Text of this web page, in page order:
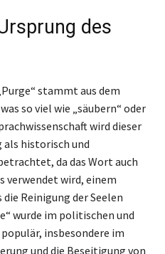
des
stammt aus dem
so viel wie „säubern“ oder
wird dieser
historisch und
da das Wort auch
verwendet wird, einem
Reinigung der Seelen
wurde im politischen und
insbesondere im
und die Beseitigung von